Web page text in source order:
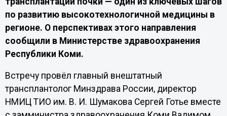
по развитию высокотехнологичной медицины в
регионе. О перспективах этого направления
сообщили в Министерстве здравоохранения
Республики Коми.
Встречу провёл главный внештатный
трансплантолог Минздрава России, директор
НМИЦ ТИО им. В. И. Шумакова Сергей Готье вместе